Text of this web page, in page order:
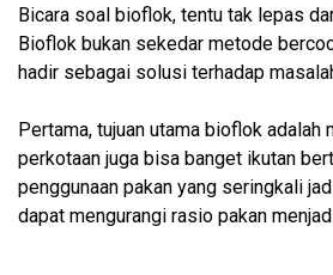
Bicara soal bioflok, tentu tak lepas
Bioflok bukan sekedar metode
hadir sebagai solusi terhadap
Pertama, tujuan utama bioflok
perkotaan juga bisa banget ikutan
penggunaan pakan yang seringkali
dapat mengurangi rasio pakan